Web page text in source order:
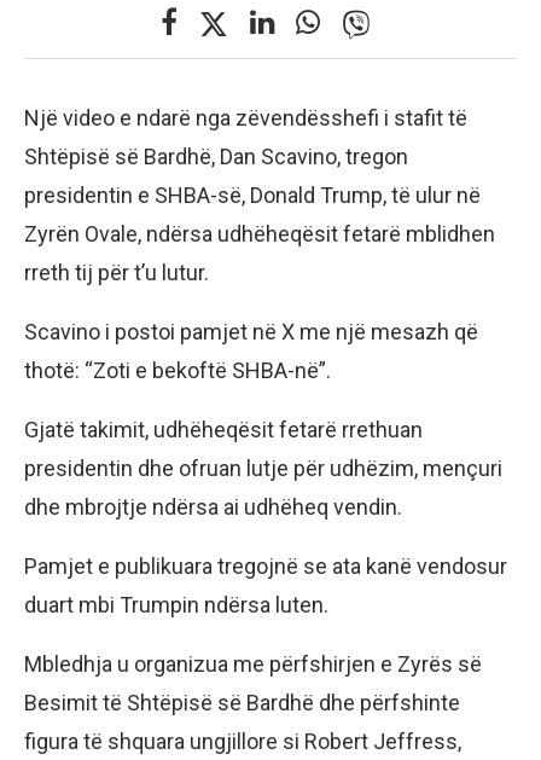
Një video e ndarë nga zëvendësshefi i stafit të
Shtëpisë së Bardhë, Dan Scavino, tregon
presidentin e SHBA-së, Donald Trump, të ulur në
Zyrën Ovale, ndërsa udhëheqësit fetarë mblidhen
rreth tij për t’u lutur.
Scavino i postoi pamjet në X me një mesazh që
thotë: “Zoti e bekoftë SHBA-në”.
Gjatë takimit, udhëheqësit fetarë rrethuan
presidentin dhe ofruan lutje për udhëzim, mençuri
dhe mbrojtje ndërsa ai udhëheq vendin.
Pamjet e publikuara tregojnë se ata kanë vendosur
duart mbi Trumpin ndërsa luten.
Mbledhja u organizua me përfshirjen e Zyrës së
Besimit të Shtëpisë së Bardhë dhe përfshinte
figura të shquara ungjillore si Robert Jeffress,